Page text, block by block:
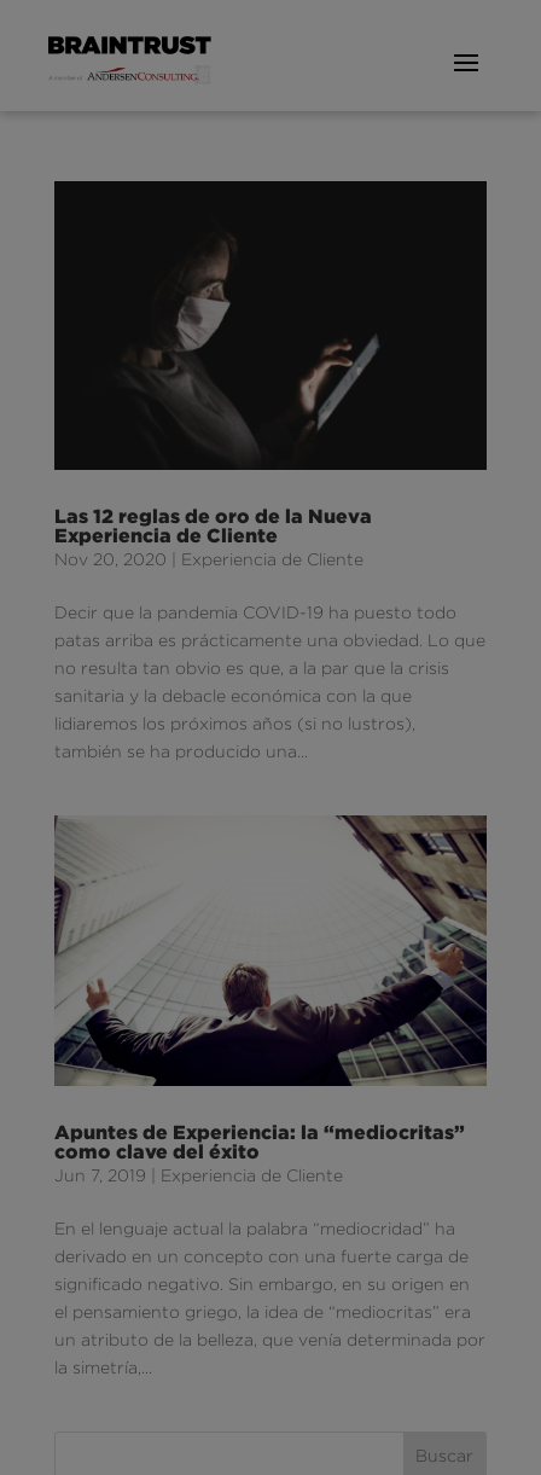
Las 12 reglas de oro de la Nueva
Experiencia de Cliente
Nov 20, 2020 Experiencia de Cliente
Decir que la pandemia COVID-19 ha puesto todo
patas arriba es prácticamente una obviedad. Lo que
no resulta tan obvio es que, a la par que la crisis
sanitaria y la debacle económica con la que
lidiaremos los próximos años (si no lustros),
también se ha producido una...
Apuntes de Experiencia: la “mediocritas”
como clave del éxito
Jun 7, 2019 Experiencia de Cliente
En el lenguaje actual la palabra “mediocridad” ha
derivado en un concepto con una fuerte carga de
significado negativo. Sin embargo, en su origen en
el pensamiento griego, la idea de “mediocritas” era
un atributo de la belleza, que venía determinada por
la simetría,...